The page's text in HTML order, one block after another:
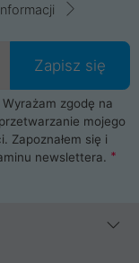
Zapisz się
zgodę na
mojego
Zapoznałem się i
newslettera.